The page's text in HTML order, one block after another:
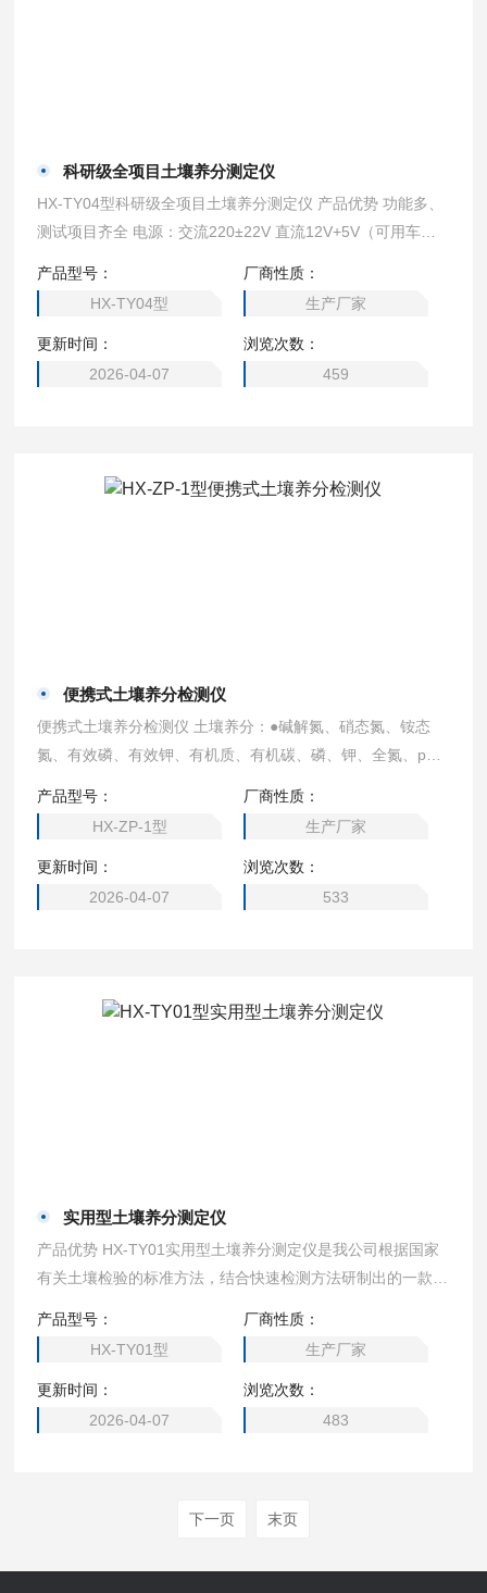
科研级全项目土壤养分测定仪
HX-TY04型科研级全项目土壤养分测定仪 产品优势 功能多、
测试项目齐全 电源：交流220±22V 直流12V+5V（可用车载
产品型号：
HX-TY04型
厂商性质：
生产厂家
更新时间：
2026-04-07
浏览次数：
459
便携式土壤养分检测仪
便携式土壤养分检测仪 土壤养分：●碱解氮、硝态氮、铵态
氮、有效磷、有效钾、有机质、有机碳、磷、钾、全氮、pH
产品型号：
HX-ZP-1型
厂商性质：
生产厂家
更新时间：
2026-04-07
浏览次数：
533
实用型土壤养分测定仪
产品优势 HX-TY01实用型土壤养分测定仪是我公司根据国家
有关土壤检验的标准方法，结合快速检测方法研制出的一款土
产品型号：
HX-TY01型
厂商性质：
生产厂家
更新时间：
2026-04-07
浏览次数：
483
下一页 末页